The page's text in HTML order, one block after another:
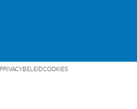
PRIVACYBELEIDCOOKIES